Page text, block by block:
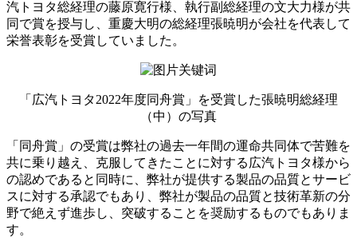
汽トヨタ総経理の藤原寛行様、執行副総経理の文大力様が共
同で賞を授与し、重慶大明の総経理張暁明が会社を代表して
栄誉表彰を受賞していました。
「広汽トヨタ2022年度同舟賞」を受賞した張暁明総経理
（中）の写真
「同舟賞」の受賞は弊社の過去一年間の運命共同体で苦難を
共に乗り越え、克服してきたことに対する広汽トヨタ様から
の認めであると同時に、弊社が提供する製品の品質とサービ
スに対する承認でもあり、弊社が製品の品質と技術革新の分
野で絶えず進歩し、突破することを奨励するものでもありま
す。